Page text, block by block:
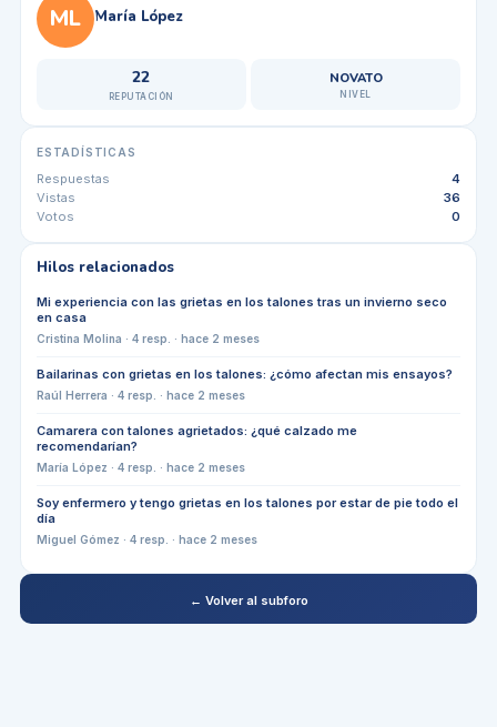
ML María López
22
REPUTACIÓN
NOVATO
NIVEL
ESTADÍSTICAS
Respuestas
4
Vistas
36
Votos
0
Hilos relacionados
Mi experiencia con las grietas en los talones tras un invierno seco
en casa
Cristina Molina · 4resp. · hace 2 meses
Bailarinas con grietas en los talones: ¿cómo afectan mis ensayos?
Raúl Herrera · 4resp. · hace 2 meses
Camarera con talones agrietados: ¿qué calzado me
recomendarían?
María López · 4resp. · hace 2 meses
Soy enfermero y tengo grietas en los talones por estar de pie todo el
día
Miguel Gómez · 4resp. · hace 2 meses
← Volver al subforo